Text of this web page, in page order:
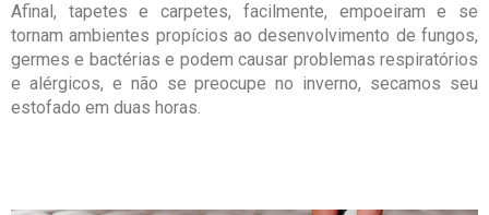
Afinal, tapetes e carpetes, facilmente, empoeiram e se
tornam ambientes propícios ao desenvolvimento de fungos,
germes e bactérias e podem causar problemas respiratórios
e alérgicos, e não se preocupe no inverno, secamos seu
estofado em duas horas.